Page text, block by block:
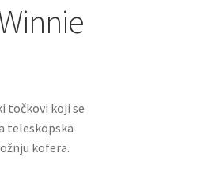
točkovi koji se
teleskopska
kofera.